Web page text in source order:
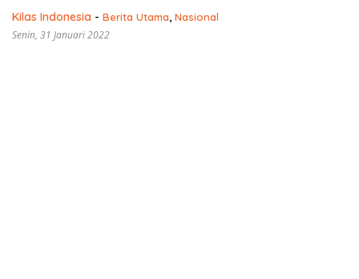
Kilas Indonesia - Berita Utama, Nasional
Senin, 31 Januari 2022